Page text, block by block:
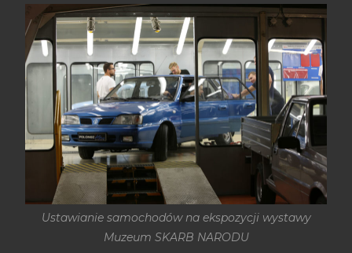
Ustawianie samochodów na ekspozycji wystawy
Muzeum SKARB NARODU